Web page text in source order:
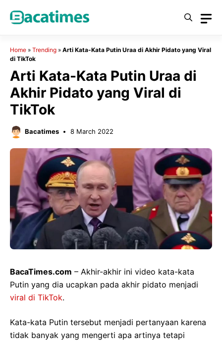
Home » Trending » Arti Kata-Kata Putin Uraa di Akhir Pidato yang Viral
di TikTok
Arti Kata-Kata Putin Uraa di
Akhir Pidato yang Viral di
TikTok
Bacatimes 8 March 2022
BacaTimes.com – Akhir-akhir ini video kata-kata
Putin yang dia ucapkan pada akhir pidato menjadi
viral di TikTok.
Kata-kata Putin tersebut menjadi pertanyaan karena
tidak banyak yang mengerti apa artinya tetapi